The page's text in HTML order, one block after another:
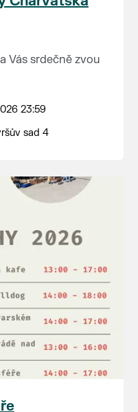
Vás srdečně zvou
stárky od
na sokolovně
DH
23:59
sad 4